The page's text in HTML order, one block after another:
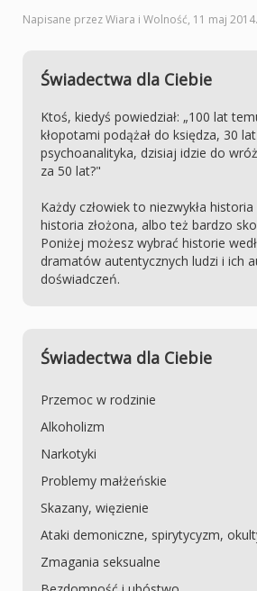
Napisane przez Wiara i Wolność, 11 maj 2014.
Świadectwa dla Ciebie
Ktoś, kiedyś powiedział: „100 lat
kłopotami podążał do księdza, 30
psychoanalityka, dzisiaj idzie do
za 50 lat?"
Każdy człowiek to niezwykła
historia złożona, albo też bardzo
Poniżej możesz wybrać historie
dramatów autentycznych ludzi i ich
doświadczeń.
Świadectwa dla Ciebie
Przemoc w rodzinie
Alkoholizm
Narkotyki
Problemy małżeńskie
Skazany, więzienie
Ataki demoniczne, spirytycyzm,
Zmagania seksualne